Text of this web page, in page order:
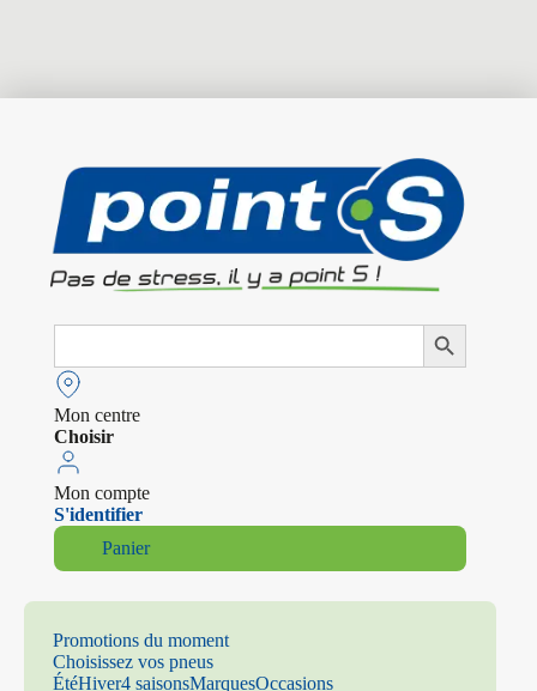
Search
Search Button
Mon centre
Choisir
Mon compte
S'identifier
Panier
Promotions du moment
Choisissez vos pneus
ÉtéHiver4 saisonsMarquesOccasions